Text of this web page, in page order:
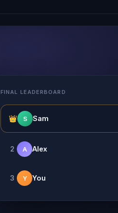
FINAL LEADERBOARD
👑 S Sam
2 A Alex
3 Y You